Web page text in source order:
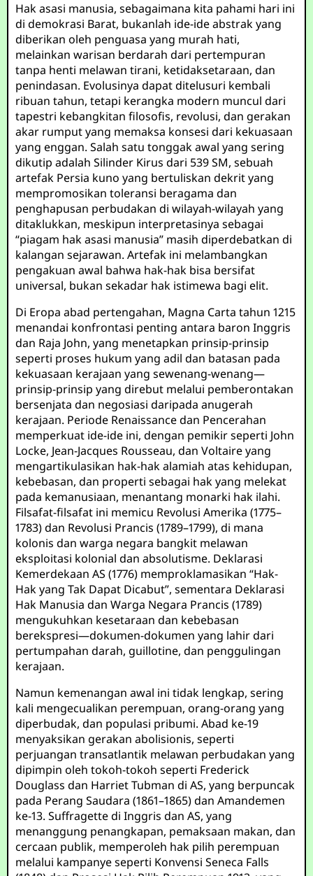
Hak asasi manusia, sebagaimana kita pahami hari ini
di demokrasi Barat, bukanlah ide-ide abstrak yang
diberikan oleh penguasa yang murah hati,
melainkan warisan berdarah dari pertempuran
tanpa henti melawan tirani, ketidaksetaraan, dan
penindasan. Evolusinya dapat ditelusuri kembali
ribuan tahun, tetapi kerangka modern muncul dari
tapestri kebangkitan filosofis, revolusi, dan gerakan
akar rumput yang memaksa konsesi dari kekuasaan
yang enggan. Salah satu tonggak awal yang sering
dikutip adalah Silinder Kirus dari 539 SM, sebuah
artefak Persia kuno yang bertuliskan dekrit yang
mempromosikan toleransi beragama dan
penghapusan perbudakan di wilayah-wilayah yang
ditaklukkan, meskipun interpretasinya sebagai
“piagam hak asasi manusia” masih diperdebatkan di
kalangan sejarawan. Artefak ini melambangkan
pengakuan awal bahwa hak-hak bisa bersifat
universal, bukan sekadar hak istimewa bagi elit.
Di Eropa abad pertengahan, Magna Carta tahun 1215
menandai konfrontasi penting antara baron Inggris
dan Raja John, yang menetapkan prinsip-prinsip
seperti proses hukum yang adil dan batasan pada
kekuasaan kerajaan yang sewenang-wenang—
prinsip-prinsip yang direbut melalui pemberontakan
bersenjata dan negosiasi daripada anugerah
kerajaan. Periode Renaissance dan Pencerahan
memperkuat ide-ide ini, dengan pemikir seperti John
Locke, Jean-Jacques Rousseau, dan Voltaire yang
mengartikulasikan hak-hak alamiah atas kehidupan,
kebebasan, dan properti sebagai hak yang melekat
pada kemanusiaan, menantang monarki hak ilahi.
Filsafat-filsafat ini memicu Revolusi Amerika (1775–
1783) dan Revolusi Prancis (1789–1799), di mana
kolonis dan warga negara bangkit melawan
eksploitasi kolonial dan absolutisme. Deklarasi
Kemerdekaan AS (1776) memproklamasikan “Hak-
Hak yang Tak Dapat Dicabut”, sementara Deklarasi
Hak Manusia dan Warga Negara Prancis (1789)
mengukuhkan kesetaraan dan kebebasan
berekspresi—dokumen-dokumen yang lahir dari
pertumpahan darah, guillotine, dan penggulingan
kerajaan.
Namun kemenangan awal ini tidak lengkap, sering
kali mengecualikan perempuan, orang-orang yang
diperbudak, dan populasi pribumi. Abad ke-19
menyaksikan gerakan abolisionis, seperti
perjuangan transatlantik melawan perbudakan yang
dipimpin oleh tokoh-tokoh seperti Frederick
Douglass dan Harriet Tubman di AS, yang berpuncak
pada Perang Saudara (1861–1865) dan Amandemen
ke-13. Suffragette di Inggris dan AS, yang
menanggung penangkapan, pemaksaan makan, dan
cercaan publik, memperoleh hak pilih perempuan
melalui kampanye seperti Konvensi Seneca Falls